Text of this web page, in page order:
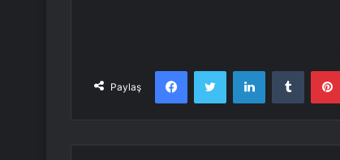
Paylaş
FacebookTwitter LinkedInTumblr